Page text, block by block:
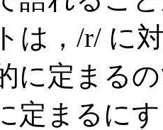
は，/r/ に
に定まる
定まるに